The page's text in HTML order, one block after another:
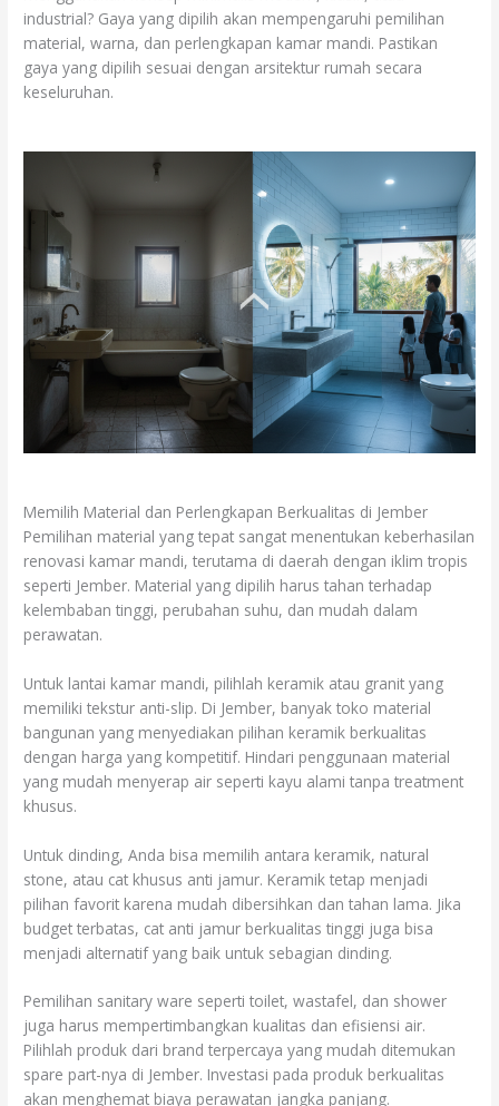
industrial? Gaya yang dipilih akan mempengaruhi pemilihan
material, warna, dan perlengkapan kamar mandi. Pastikan
gaya yang dipilih sesuai dengan arsitektur rumah secara
keseluruhan.
Memilih Material dan Perlengkapan Berkualitas di Jember
Pemilihan material yang tepat sangat menentukan keberhasilan
renovasi kamar mandi, terutama di daerah dengan iklim tropis
seperti Jember. Material yang dipilih harus tahan terhadap
kelembaban tinggi, perubahan suhu, dan mudah dalam
perawatan.
Untuk lantai kamar mandi, pilihlah keramik atau granit yang
memiliki tekstur anti-slip. Di Jember, banyak toko material
bangunan yang menyediakan pilihan keramik berkualitas
dengan harga yang kompetitif. Hindari penggunaan material
yang mudah menyerap air seperti kayu alami tanpa treatment
khusus.
Untuk dinding, Anda bisa memilih antara keramik, natural
stone, atau cat khusus anti jamur. Keramik tetap menjadi
pilihan favorit karena mudah dibersihkan dan tahan lama. Jika
budget terbatas, cat anti jamur berkualitas tinggi juga bisa
menjadi alternatif yang baik untuk sebagian dinding.
Pemilihan sanitary ware seperti toilet, wastafel, dan shower
juga harus mempertimbangkan kualitas dan efisiensi air.
Pilihlah produk dari brand terpercaya yang mudah ditemukan
spare part-nya di Jember. Investasi pada produk berkualitas
akan menghemat biaya perawatan jangka panjang.